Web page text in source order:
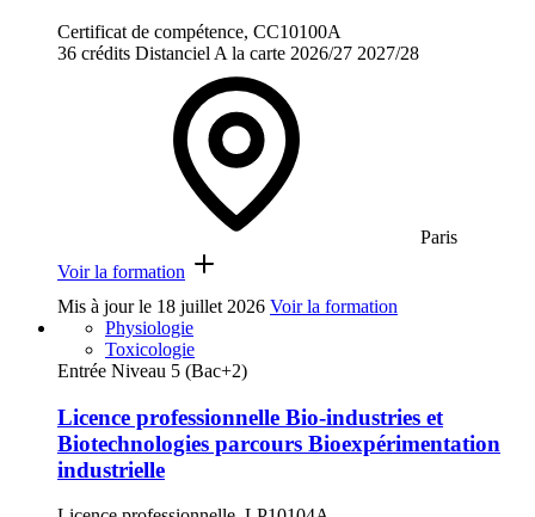
Certificat de compétence, CC10100A
36 crédits Distanciel A la carte 2026/27 2027/28
Paris
Voir la formation
Mis à jour le 18 juillet 2026 Voir la formation
Physiologie
Toxicologie
Entrée Niveau 5 (Bac+2)
Licence professionnelle Bio-industries et
Biotechnologies parcours Bioexpérimentation
industrielle